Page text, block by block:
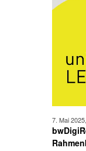
7. Mai